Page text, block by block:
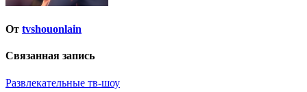
От tvshouonlain
Связанная запись
Развлекательные тв-шоу